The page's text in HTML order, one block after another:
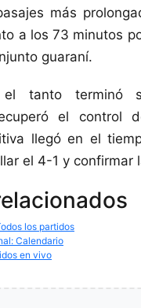
más
a los 73 minutos
guaraní.
tanto terminó
el control
llegó en el
el 4-1 y confirmar
los partidos
Calendario
en vivo